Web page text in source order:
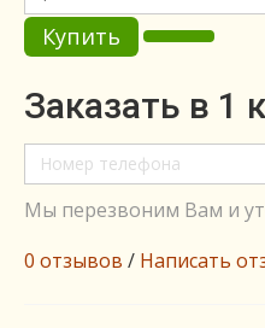
Купить
Заказать в 1
Мы перезвоним Вам и
0 отзывов / Написать